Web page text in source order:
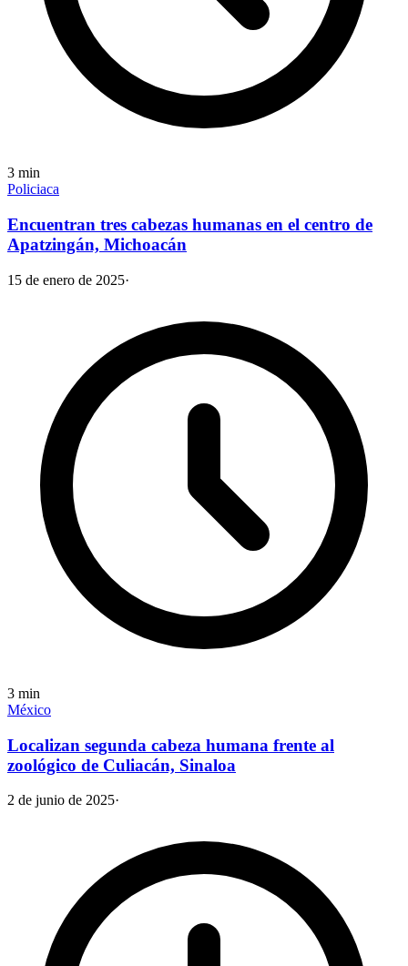
3 min
Policiaca
Encuentran tres cabezas humanas en el centro de
Apatzingán, Michoacán
15 de enero de 2025·
3 min
México
Localizan segunda cabeza humana frente al
zoológico de Culiacán, Sinaloa
2 de junio de 2025·